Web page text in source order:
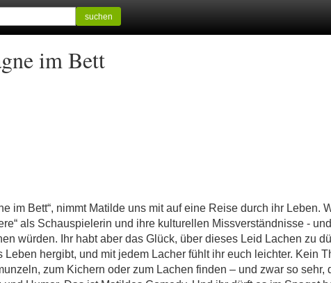
suchen
im Bett
im Bett“, nimmt Matilde uns mit auf eine Reise durch ihr Leben.
als Schauspielerin und ihre kulturellen Missverständnisse -
würden. Ihr habt aber das Glück, über dieses Leid Lachen zu
hergibt, und mit jedem Lacher fühlt ihr euch leichter. Kein
zum Kichern oder zum Lachen finden – und zwar so sehr,